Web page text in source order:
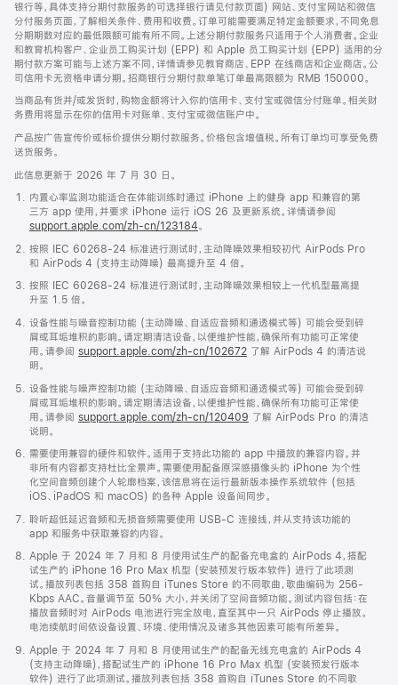
银行等，具体支持分期付款服务的可选择银行请见付款页面) 网站、支付宝网站和微信
分付服务页面，了解相关条件、费用和收费。订单可能需要满足特定金额要求，不同免息
分期期数对应的最低限额可能有所不同。上述分期付款服务只适用于个人消费者。企业
和教育机构客户、企业员工购买计划 (EPP) 和 Apple 员工购买计划 (EPP) 适用的分
期付款方案可能与上述方案不同，详情请参见教育商店、EPP 在线商店和企业商店。公
司信用卡无资格申请分期。招商银行分期付款单笔订单最高限额为 RMB 150000。
当商品有货并/或发货时，购物金额将计入你的信用卡、支付宝或微信分付账单。相关财
务费用将显示在你的信用卡对账单、支付宝或微信账户中。
产品按广告宣传价或标价提供分期付款服务。价格包含增值税。所有订单均可享受免费
送货服务。
此信息更新于 2026 年 7 月 30 日。
内置心率监测功能适合在体能训练时通过 iPhone 上的健身 app 和兼容的第
三方 app 使用，并要求 iPhone 运行 iOS 26 及更新系统。详情请参阅
support.apple.com/zh-cn/123184。
按照 IEC 60268-24 标准进行测试时，主动降噪效果相较初代 AirPods Pro
和 AirPods 4 (支持主动降噪) 最高提升至 4 倍。
按照 IEC 60268-24 标准进行测试时，主动降噪效果相较上一代机型最高提
升至 1.5 倍。
设备性能与噪音控制功能 (主动降噪、自适应音频和通透模式等) 可能会受到碎
屑或耳垢堆积的影响。请定期清洁设备，以便维护性能，确保所有功能可正常使
用。请参阅 support.apple.com/zh-cn/102672 了解 AirPods 4 的清洁说
明。
设备性能与噪声控制功能 (主动降噪、自适应音频和通透模式等) 可能会受到碎
屑或耳垢堆积的影响。请定期清洁设备，以便维护性能，确保所有功能可正常使
用。请参阅 support.apple.com/zh-cn/120409 了解 AirPods Pro 的清洁
说明。
需要使用兼容的硬件和软件。适用于支持此功能的 app 中播放的兼容内容。并
非所有内容都支持杜比全景声。需要使用配备原深感摄像头的 iPhone 为个性
化空间音频创建个人轮廓档案，该信息将在运行最新版本操作系统软件 (包括
iOS、iPadOS 和 macOS) 的各种 Apple 设备间同步。
聆听超低延迟音频和无损音频需要使用 USB-C 连接线，并从支持该功能的
app 和服务中获取兼容的内容。
Apple 于 2024 年 7 月和 8 月使用试生产的配备充电盒的 AirPods 4，搭配
试生产的 iPhone 16 Pro Max 机型 (安装预发行版本软件) 进行了此项测
试。播放列表包括 358 首购自 iTunes Store 的不同歌曲，歌曲编码为 256-
Kbps AAC。音量调节至 50% 大小，并关闭了空间音频功能。测试内容包括：在
播放音频时对 AirPods 电池进行完全放电，直至其中一只 AirPods 停止播放。
电池续航时间依设备设置、环境、使用情况及诸多其他因素可能有所差异。
Apple 于 2024 年 7 月和 8 月使用试生产的配备无线充电盒的 AirPods 4
(支持主动降噪)，搭配试生产的 iPhone 16 Pro Max 机型 (安装预发行版本
软件) 进行了此项测试。播放列表包括 358 首购自 iTunes Store 的不同歌